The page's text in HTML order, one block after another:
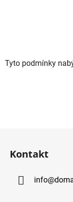
Tyto podmínky
Kontakt
info@